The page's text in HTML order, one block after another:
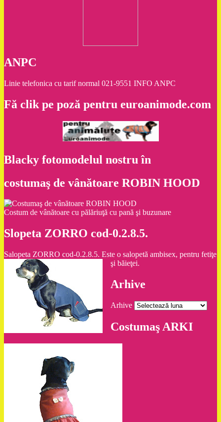
ANPC
Linie telefonica cu tarif normal 021-9551 INFO ANPC
Fă clik pe poză pentru euroanimode.com
Blacky fotomodelul nostru în
costumaş de vânătoare ROBIN HOOD
Costum de vânătoare cu pălăriuţă cu pană şi buzunare
Slopeta ZORRO cod-0.2.8.5.
Salopeta ZORRO cod-0.2.8.5. Este o salopetă ambisex, pentru fetiţe
şi băieţei.
Arhive
Arhive
Costumaş ARKI